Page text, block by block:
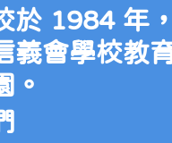
於 1984 年
義會學校教
。